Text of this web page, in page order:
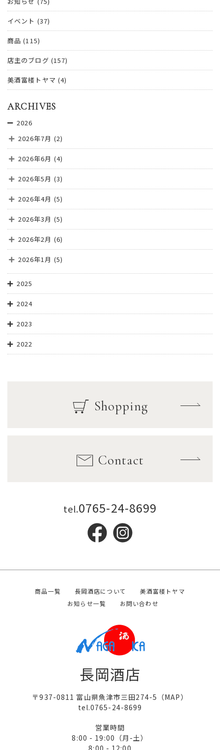
イベント (37)
商品 (115)
店主のブログ (157)
美酒富楼トヤマ (4)
ARCHIVES
2026
2026年7月 (2)
2026年6月 (4)
2026年5月 (3)
2026年4月 (5)
2026年3月 (5)
2026年2月 (6)
2026年1月 (5)
2025
2024
2023
2022
Shopping
Contact
tel.0765-24-8699
商品一覧 長岡酒店について
美酒富楼トヤマ
お知らせ一覧
お問い合わせ
長岡酒店
〒937-0811 富山県魚津市三田274-5（MAP）
tel.0765-24-8699
営業時間
8:00 - 19:00（月-土）